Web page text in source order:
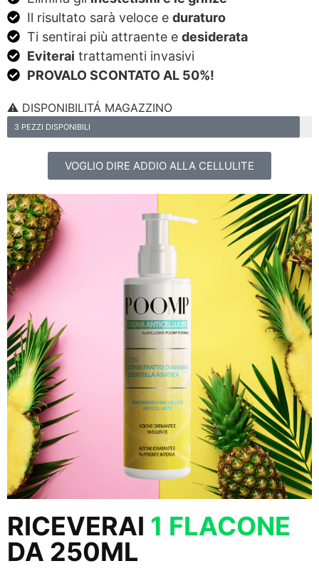
Il risultato sarà veloce e duraturo
Ti sentirai più attraente e desiderata
Eviterai trattamenti invasivi
PROVALO SCONTATO AL 50%!
⚠️ DISPONIBILITÁ MAGAZZINO
3 PEZZI DISPONIBILI
VOGLIO DIRE ADDIO ALLA CELLULITE
RICEVERAI 1 FLACONE
DA 250ML